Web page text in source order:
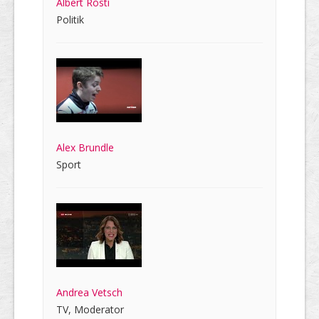
Politik
Alex Brundle
Sport
Andrea Vetsch
TV, Moderator